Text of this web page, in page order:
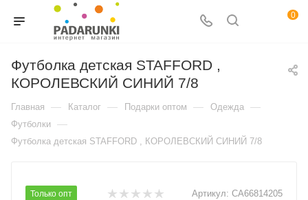
0
Футболка детская STAFFORD ,
КОРОЛЕВСКИЙ СИНИЙ 7/8
Главная — Каталог — Подарки оптом — Одежда —
Футболки —
Футболка детская STAFFORD , КОРОЛЕВСКИЙ СИНИЙ 7/8
Только опт Артикул: CA66814205